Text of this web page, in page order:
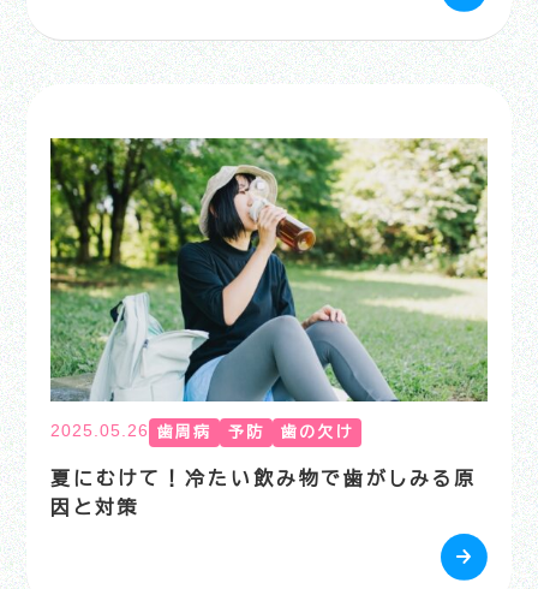
2025.05.26 歯周病 予防 歯の欠け
夏にむけて！冷たい飲み物で歯がしみる原
因と対策